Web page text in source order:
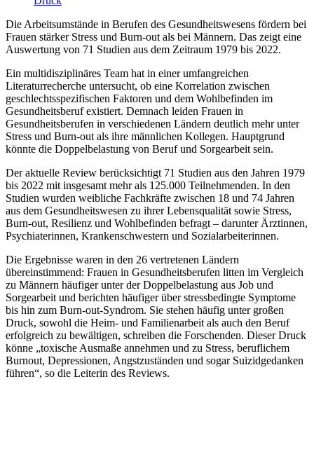
Die Arbeitsumstände in Berufen des Gesundheitswesens fördern bei
Frauen stärker Stress und Burn-out als bei Männern. Das zeigt eine
Auswertung von 71 Studien aus dem Zeitraum 1979 bis 2022.
Ein multidisziplinäres Team hat in einer umfangreichen
Literaturrecherche untersucht, ob eine Korrelation zwischen
geschlechtsspezifischen Faktoren und dem Wohlbefinden im
Gesundheitsberuf existiert. Demnach leiden Frauen in
Gesundheitsberufen in verschiedenen Ländern deutlich mehr unter
Stress und Burn-out als ihre männlichen Kollegen. Hauptgrund
könnte die Doppelbelastung von Beruf und Sorgearbeit sein.
Der aktuelle Review berücksichtigt 71 Studien aus den Jahren 1979
bis 2022 mit insgesamt mehr als 125.000 Teilnehmenden. In den
Studien wurden weibliche Fachkräfte zwischen 18 und 74 Jahren
aus dem Gesundheitswesen zu ihrer Lebensqualität sowie Stress,
Burn-out, Resilienz und Wohlbefinden befragt – darunter Ärztinnen,
Psychiaterinnen, Krankenschwestern und Sozialarbeiterinnen.
Die Ergebnisse waren in den 26 vertretenen Ländern
übereinstimmend: Frauen in Gesundheitsberufen litten im Vergleich
zu Männern häufiger unter der Doppelbelastung aus Job und
Sorgearbeit und berichten häufiger über stressbedingte Symptome
bis hin zum Burn-out-Syndrom. Sie stehen häufig unter großen
Druck, sowohl die Heim- und Familienarbeit als auch den Beruf
erfolgreich zu bewältigen, schreiben die Forschenden. Dieser Druck
könne „toxische Ausmaße annehmen und zu Stress, beruflichem
Burnout, Depressionen, Angstzuständen und sogar Suizidgedanken
führen“, so die Leiterin des Reviews.